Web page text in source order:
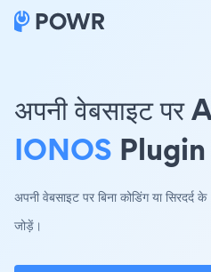
अपनी वेबसाइट
IONOS Plugin
अपनी वेबसाइट पर बिना कोडिंग या
जोड़ें।